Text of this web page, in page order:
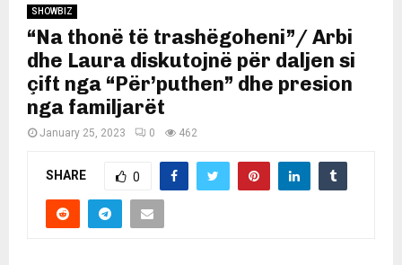
SHOWBIZ
“Na thonë të trashëgoheni”/ Arbi
dhe Laura diskutojnë për daljen si
çift nga “Për’puthen” dhe presion
nga familjarët
January 25, 2023 0 462
SHARE 0